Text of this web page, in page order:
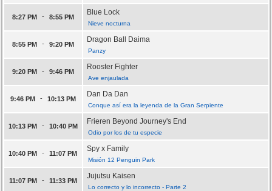
8:27 PM - 8:55 PM
Blue Lock
Nieve nocturna
8:55 PM - 9:20 PM
Dragon Ball Daima
Panzy
9:20 PM - 9:46 PM
Rooster Fighter
Ave enjaulada
9:46 PM - 10:13 PM
Dan Da Dan
Conque así era la leyenda de la Gran Serpiente
10:13 PM - 10:40 PM
Frieren Beyond Journey's End
Odio por los de tu especie
10:40 PM - 11:07 PM
Spy x Family
Misión 12 Penguin Park
11:07 PM - 11:33 PM
Jujutsu Kaisen
Lo correcto y lo incorrecto - Parte 2